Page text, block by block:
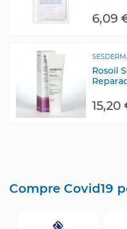
6,09
Rosoil
15,20
Compre Covid19